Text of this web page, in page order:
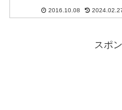
らいつなのか、実は良く分から
刺されてないので、蚊の生態を
2016.10.08
スポ